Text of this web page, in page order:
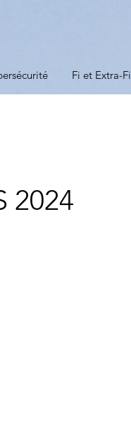
Fi et Extra-Fi
2024